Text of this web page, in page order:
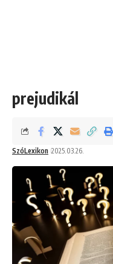
prejudikál
SzóLexikon 2025.03.26.